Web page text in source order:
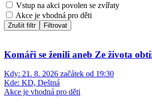
Vstup na akci povolen se zvířaty
Akce je vhodná pro děti
Zrušit filtr Filtrovat
Komáři se ženili aneb Ze života
Kdy: 21. 8. 2026 začátek od 19:30
Kde: KD, Deštná
Akce je vhodná pro děti